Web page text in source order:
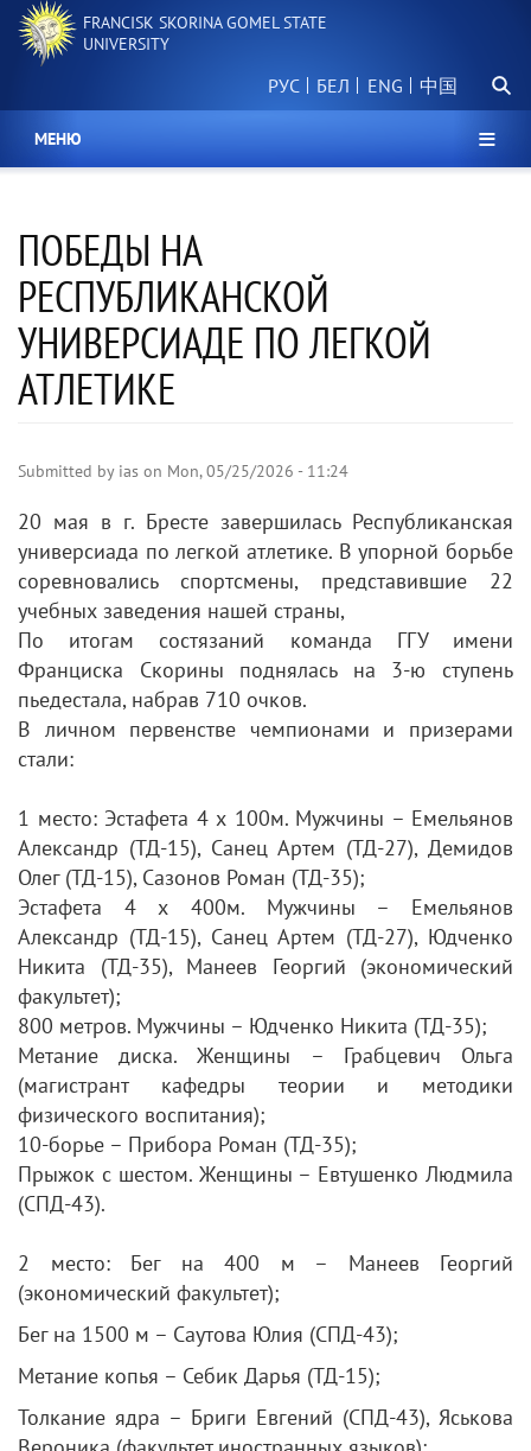
Skip
main
FRANCISK SKORINA GOMEL STATE
UNIVERSITY
РУС БЕЛ 中国
МЕНЮ
ПОБЕДЫ НА
РЕСПУБЛИКАНСКОЙ
УНИВЕРСИАДЕ ПО ЛЕГКОЙ
АТЛЕТИКЕ
Submitted by ias on Mon, 05/25/2026 - 11:24
20 мая в г. Бресте завершилась Республиканская
универсиада по легкой атлетике. В упорной борьбе
соревновались спортсмены, представившие 22
учебных заведения нашей страны,
По итогам состязаний команда ГГУ имени
Франциска Скорины поднялась на 3-ю ступень
пьедестала, набрав 710 очков.
В личном первенстве чемпионами и призерами
стали:
1 место: Эстафета 4 х 100м. Мужчины – Емельянов
Александр (ТД-15), Санец Артем (ТД-27), Демидов
Олег (ТД-15), Сазонов Роман (ТД-35);
Эстафета 4 х 400м. Мужчины – Емельянов
Александр (ТД-15), Санец Артем (ТД-27), Юдченко
Никита (ТД-35), Манеев Георгий (экономический
факультет);
800 метров. Мужчины – Юдченко Никита (ТД-35);
Метание диска. Женщины – Грабцевич Ольга
(магистрант кафедры теории и методики
физического воспитания);
10-борье – Прибора Роман (ТД-35);
Прыжок с шестом. Женщины – Евтушенко Людмила
(СПД-43).
2 место: Бег на 400 м – Манеев Георгий
(экономический факультет);
Бег на 1500 м – Саутова Юлия (СПД-43);
Метание копья – Себик Дарья (ТД-15);
Толкание ядра – Бриги Евгений (СПД-43), Яськова